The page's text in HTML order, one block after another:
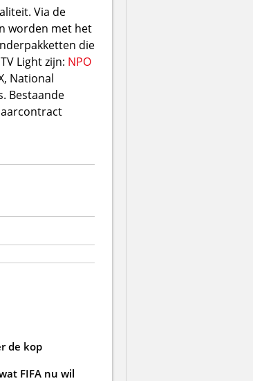
Via de
worden met het
die
Light zijn: NPO
National
Bestaande
de kop
FIFA nu wil